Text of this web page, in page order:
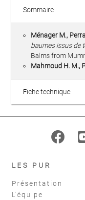
Sommaire
Ménager M.,
baumes issus de
Balms from
Mahmoud H. M.,
Fiche technique
LES PUR
Présentation
L'équipe